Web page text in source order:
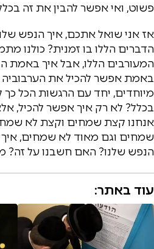
פשוט, ואי אפשר להבין את זה
אז אני שואל אתכם, איך הנפש
הדברים הללו בו זמנית? כולנו
המעורבים הללו, אבל איך באמת
באמת אפשר להכיל את הערבוביה
מיוחדים, יחד עם הרגשות הכל כך
בכלל? לא רק איך אפשר להכיל,
אנחנו קצת שמחים וקצת לא
שמחים וגם מאוד לא שמחים, איך
הנפש שלנו? האם חשבנו על
עוד באתר: